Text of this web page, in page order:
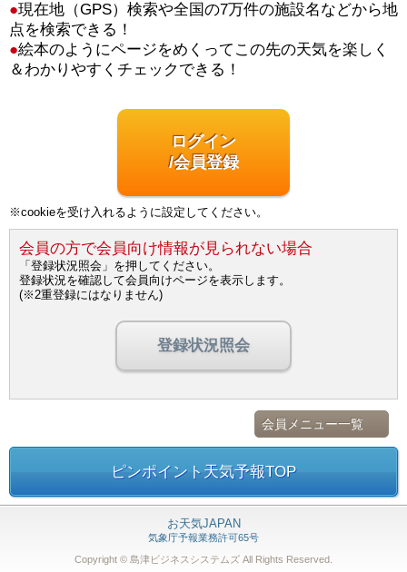
●現在地（GPS）検索や全国の7万件の施設名などから地
点を検索できる！
●絵本のようにページをめくってこの先の天気を楽しく
＆わかりやすくチェックできる！
ログイン
/会員登録
※cookieを受け入れるように設定してください。
会員の方で会員向け情報が見られない場合
「登録状況照会」を押してください。
登録状況を確認して会員向けページを表示します。
(※2重登録にはなりません)
登録状況照会
会員メニュー一覧
ピンポイント天気予報TOP
お天気JAPAN
気象庁予報業務許可65号
Copyright © 島津ビジネスシステムズ All Rights Reserved.